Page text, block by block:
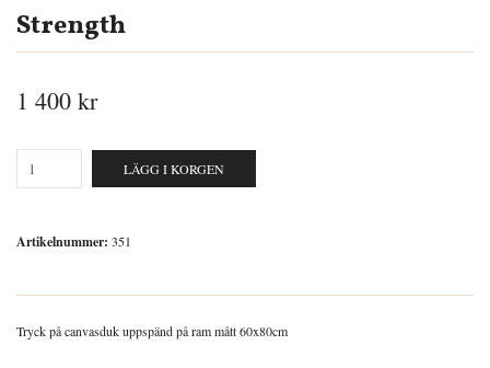
Strength
1 400 kr
LÄGG I KORGEN
Artikelnummer: 351
Tryck på canvasduk uppspänd på ram mått 60x80cm